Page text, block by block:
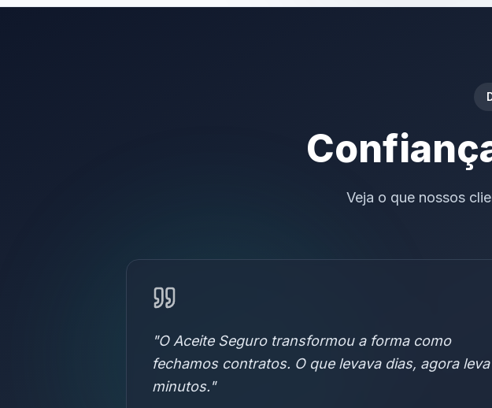
Veja o que nossos
"O Aceite Seguro transformou a forma como
fechamos contratos. O que levava dias, agora leva
minutos."